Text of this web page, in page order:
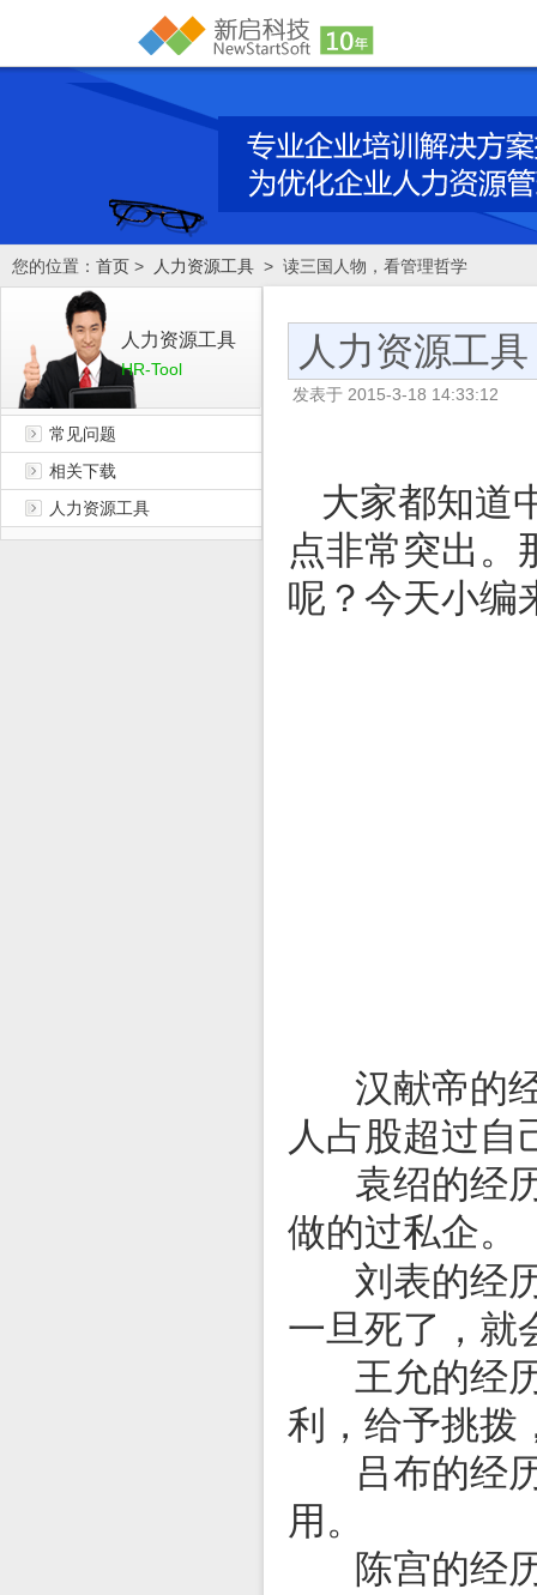
您的位置： 首页 > 人力资源工具 > 读三国人物，看管理哲学
人力资源工具
HR-Tool
常见问题
相关下载
人力资源工具
人力资源工具
发表于 2015-3-18 14:33:12
大家都知道
点非常突出。
呢？今天小编
汉献帝的经
人占股超过自
袁绍的经历
做的过私企。
刘表的经历
一旦死了，就
王允的经历
利，给予挑拨
吕布的经历
用。
陈宫的经历